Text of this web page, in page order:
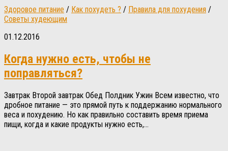
Здоровое питание / Как похудеть ? / Правила для похудения /
Советы худеющим
01.12.2016
Когда нужно есть, чтобы не
поправляться?
Завтрак Второй завтрак Обед Полдник Ужин Всем известно, что
дробное питание — это прямой путь к поддержанию нормального
веса и похудению. Но как правильно составить время приема
пищи, когда и какие продукты нужно есть,...